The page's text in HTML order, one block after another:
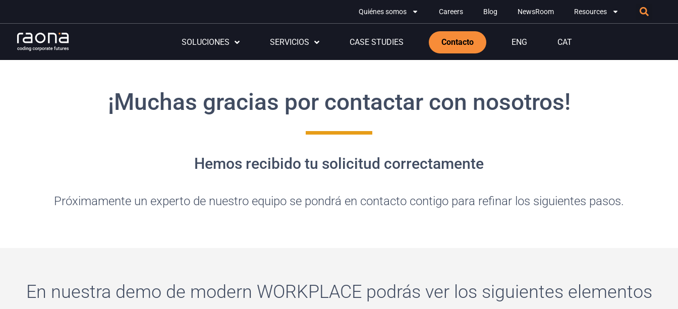
Quiénes somos Careers Blog NewsRoom Resources
SOLUCIONES SERVICIOS CASE STUDIES Contacto ENG CAT
¡Muchas gracias por contactar con nosotros!
Hemos recibido tu solicitud correctamente
Próximamente un experto de nuestro equipo se pondrá en contacto contigo para refinar los siguientes pasos.
En nuestra demo de modern WORKPLACE podrás ver los siguientes elementos​